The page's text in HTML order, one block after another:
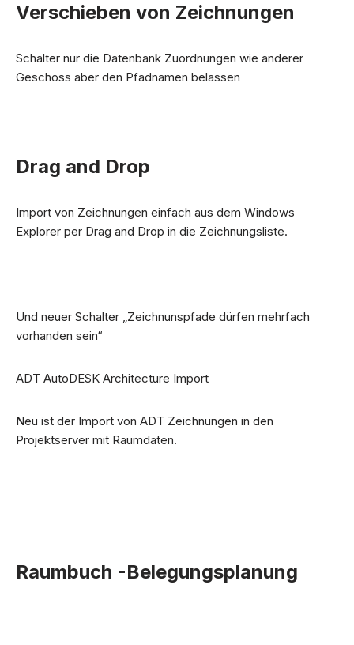
Verschieben von Zeichnungen
Schalter nur die Datenbank Zuordnungen wie anderer
Geschoss aber den Pfadnamen belassen
Drag and Drop
Import von Zeichnungen einfach aus dem Windows
Explorer per Drag and Drop in die Zeichnungsliste.
Und neuer Schalter „Zeichnunspfade dürfen mehrfach
vorhanden sein“
ADT AutoDESK Architecture Import
Neu ist der Import von ADT Zeichnungen in den
Projektserver mit Raumdaten.
Raumbuch -Belegungsplanung